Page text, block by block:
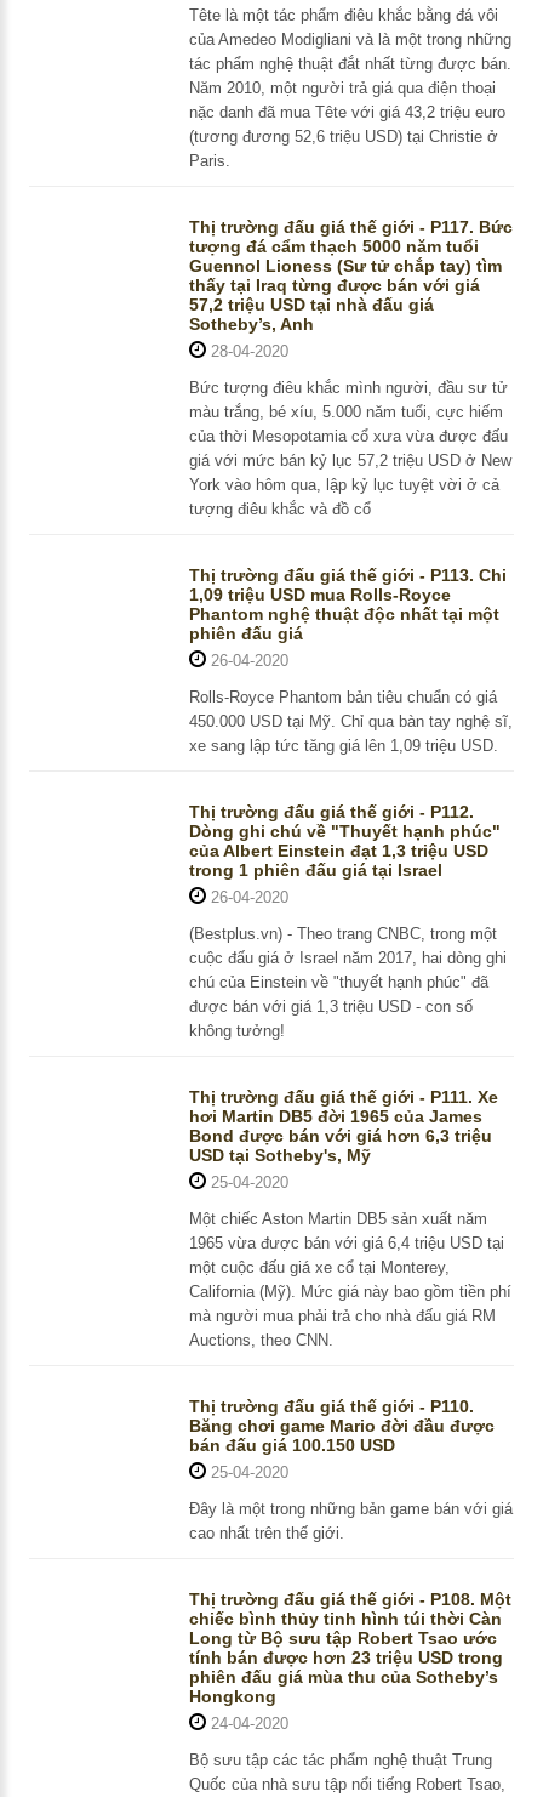
Tête là một tác phẩm điêu khắc bằng đá vôi
của Amedeo Modigliani và là một trong những
tác phẩm nghệ thuật đắt nhất từng được bán.
Năm 2010, một người trả giá qua điện thoại
nặc danh đã mua Tête với giá 43,2 triệu euro
(tương đương 52,6 triệu USD) tại Christie ở
Paris.
Thị trường đấu giá thế giới - P117. Bức
tượng đá cẩm thạch 5000 năm tuổi
Guennol Lioness (Sư tử chắp tay) tìm
thấy tại Iraq từng được bán với giá
57,2 triệu USD tại nhà đấu giá
Sotheby’s, Anh
28-04-2020
Bức tượng điêu khắc mình người, đầu sư tử
màu trắng, bé xíu, 5.000 năm tuổi, cực hiếm
của thời Mesopotamia cổ xưa vừa được đấu
giá với mức bán kỷ lục 57,2 triệu USD ở New
York vào hôm qua, lập kỷ lục tuyệt vời ở cả
tượng điêu khắc và đồ cổ
Thị trường đấu giá thế giới - P113. Chi
1,09 triệu USD mua Rolls-Royce
Phantom nghệ thuật độc nhất tại một
phiên đấu giá
26-04-2020
Rolls-Royce Phantom bản tiêu chuẩn có giá
450.000 USD tại Mỹ. Chỉ qua bàn tay nghệ sĩ,
xe sang lập tức tăng giá lên 1,09 triệu USD.
Thị trường đấu giá thế giới - P112.
Dòng ghi chú về "Thuyết hạnh phúc"
của Albert Einstein đạt 1,3 triệu USD
trong 1 phiên đấu giá tại Israel
26-04-2020
(Bestplus.vn) - Theo trang CNBC, trong một
cuộc đấu giá ở Israel năm 2017, hai dòng ghi
chú của Einstein về "thuyết hạnh phúc" đã
được bán với giá 1,3 triệu USD - con số
không tưởng!
Thị trường đấu giá thế giới - P111. Xe
hơi Martin DB5 đời 1965 của James
Bond được bán với giá hơn 6,3 triệu
USD tại Sotheby's, Mỹ
25-04-2020
Một chiếc Aston Martin DB5 sản xuất năm
1965 vừa được bán với giá 6,4 triệu USD tại
một cuộc đấu giá xe cổ tại Monterey,
California (Mỹ). Mức giá này bao gồm tiền phí
mà người mua phải trả cho nhà đấu giá RM
Auctions, theo CNN.
Thị trường đấu giá thế giới - P110.
Băng chơi game Mario đời đầu được
bán đấu giá 100.150 USD
25-04-2020
Đây là một trong những bản game bán với giá
cao nhất trên thế giới.
Thị trường đấu giá thế giới - P108. Một
chiếc bình thủy tinh hình túi thời Càn
Long từ Bộ sưu tập Robert Tsao ước
tính bán được hơn 23 triệu USD trong
phiên đấu giá mùa thu của Sotheby’s
Hongkong
24-04-2020
Bộ sưu tập các tác phẩm nghệ thuật Trung
Quốc của nhà sưu tập nổi tiếng Robert Tsao,